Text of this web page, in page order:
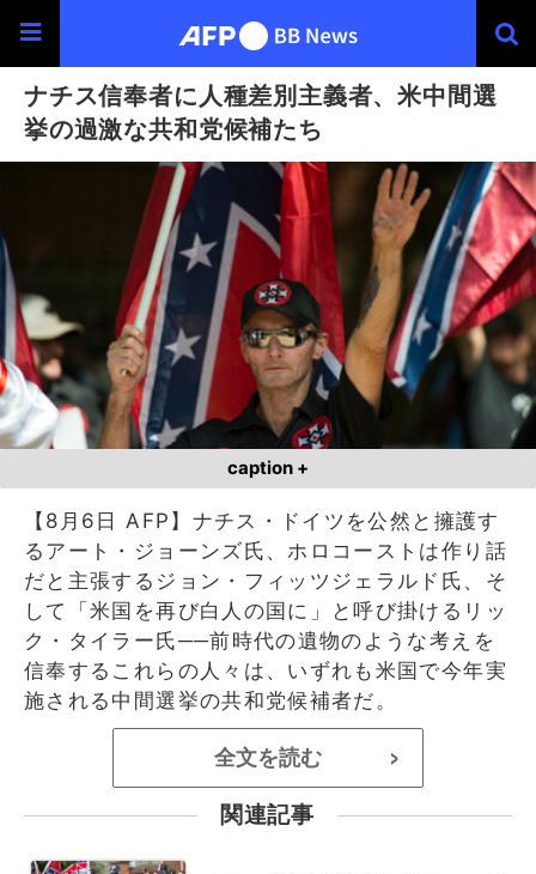
ナチス信奉者に人種差別主義者、米中間選
挙の過激な共和党候補たち
caption +
【8月6日 AFP】ナチス・ドイツを公然と擁護す
るアート・ジョーンズ氏、ホロコーストは作り話
だと主張するジョン・フィッツジェラルド氏、そ
して「米国を再び白人の国に」と呼び掛けるリッ
ク・タイラー氏──前時代の遺物のような考えを
信奉するこれらの人々は、いずれも米国で今年実
施される中間選挙の共和党候補者だ。
全文を読む >
関連記事